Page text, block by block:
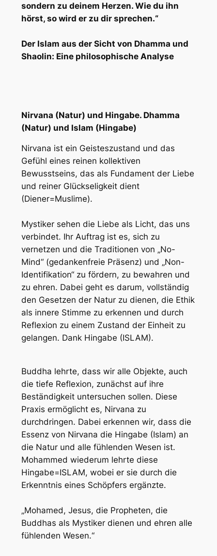
sondern zu deinem Herzen. Wie du ihn
hörst, so wird er zu dir sprechen.“
Der Islam aus der Sicht von Dhamma und
Shaolin: Eine philosophische Analyse
Nirvana (Natur) und Hingabe. Dhamma
(Natur) und Islam (Hingabe)
Nirvana ist ein Geisteszustand und das
Gefühl eines reinen kollektiven
Bewusstseins, das als Fundament der Liebe
und reiner Glückseligkeit dient
(Diener=Muslime).
Mystiker sehen die Liebe als Licht, das uns
verbindet. Ihr Auftrag ist es, sich zu
vernetzen und die Traditionen von „No-
Mind“ (gedankenfreie Präsenz) und „Non-
Identifikation“ zu fördern, zu bewahren und
zu ehren. Dabei geht es darum, vollständig
den Gesetzen der Natur zu dienen, die Ethik
als innere Stimme zu erkennen und durch
Reflexion zu einem Zustand der Einheit zu
gelangen. Dank Hingabe (ISLAM).
Buddha lehrte, dass wir alle Objekte, auch
die tiefe Reflexion, zunächst auf ihre
Beständigkeit untersuchen sollen. Diese
Praxis ermöglicht es, Nirvana zu
durchdringen. Dabei erkennen wir, dass die
Essenz von Nirvana die Hingabe (Islam) an
die Natur und alle fühlenden Wesen ist.
Mohammed wiederum lehrte diese
Hingabe=ISLAM, wobei er sie durch die
Erkenntnis eines Schöpfers ergänzte.
„Mohamed, Jesus, die Propheten, die
Buddhas als Mystiker dienen und ehren alle
fühlenden Wesen.“